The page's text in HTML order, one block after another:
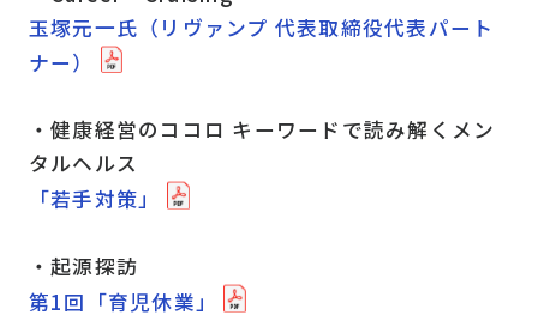
玉塚元一氏（リヴァンプ 代表取締役代表パート
ナー）
・健康経営のココロ キーワードで読み解くメン
タルヘルス
「若手対策」
・起源探訪
第1回「育児休業」